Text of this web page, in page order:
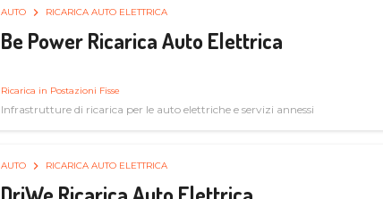
AUTO RICARICA AUTO ELETTRICA
Be Power Ricarica Auto Elettrica
Ricarica in Postazioni Fisse
Infrastrutture di ricarica per le auto elettriche e servizi annessi
AUTO RICARICA AUTO ELETTRICA